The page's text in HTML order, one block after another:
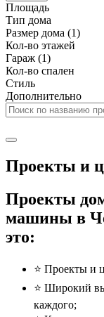
Площадь
Тип дома
Размер дома (1)
Кол-во этажей
Гараж (1)
Кол-во спален
Стиль
Дополнительно
Проекты и
Проекты
машины в
это:
⭐️ Проекты и
⭐️ Широкий
каждого;